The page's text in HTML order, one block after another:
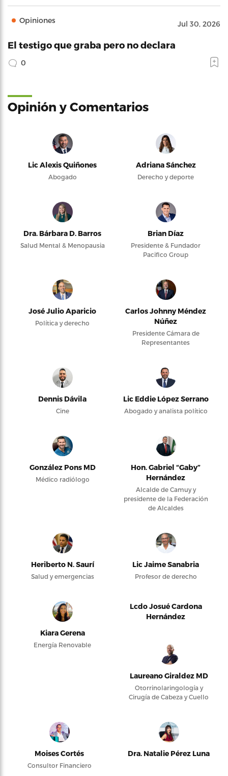
Opiniones Jul 30, 2026
El testigo que graba pero no declara
0
Opinión y Comentarios
Lic Alexis Quiñones
Abogado
Adriana Sánchez
Derecho y deporte
Dra. Bárbara D. Barros
Salud Mental & Menopausia
Brian Díaz
Presidente & Fundador
Pacifico Group
José Julio Aparicio
Política y derecho
Carlos Johnny Méndez
Núñez
Presidente Cámara de
Representantes
Dennis Dávila
Cine
Lic Eddie López Serrano
Abogado y analista político
González Pons MD
Médico radiólogo
Hon. Gabriel “Gaby”
Hernández
Alcalde de Camuy y
presidente de la Federación
de Alcaldes
Heriberto N. Saurí
Salud y emergencias
Lic Jaime Sanabria
Profesor de derecho
Kiara Gerena
Energía Renovable
Lcdo Josué Cardona
Hernández
Laureano Giraldez MD
Otorrinolaringología y
Cirugía de Cabeza y Cuello
Moises Cortés
Consultor Financiero
Dra. Natalie Pérez Luna